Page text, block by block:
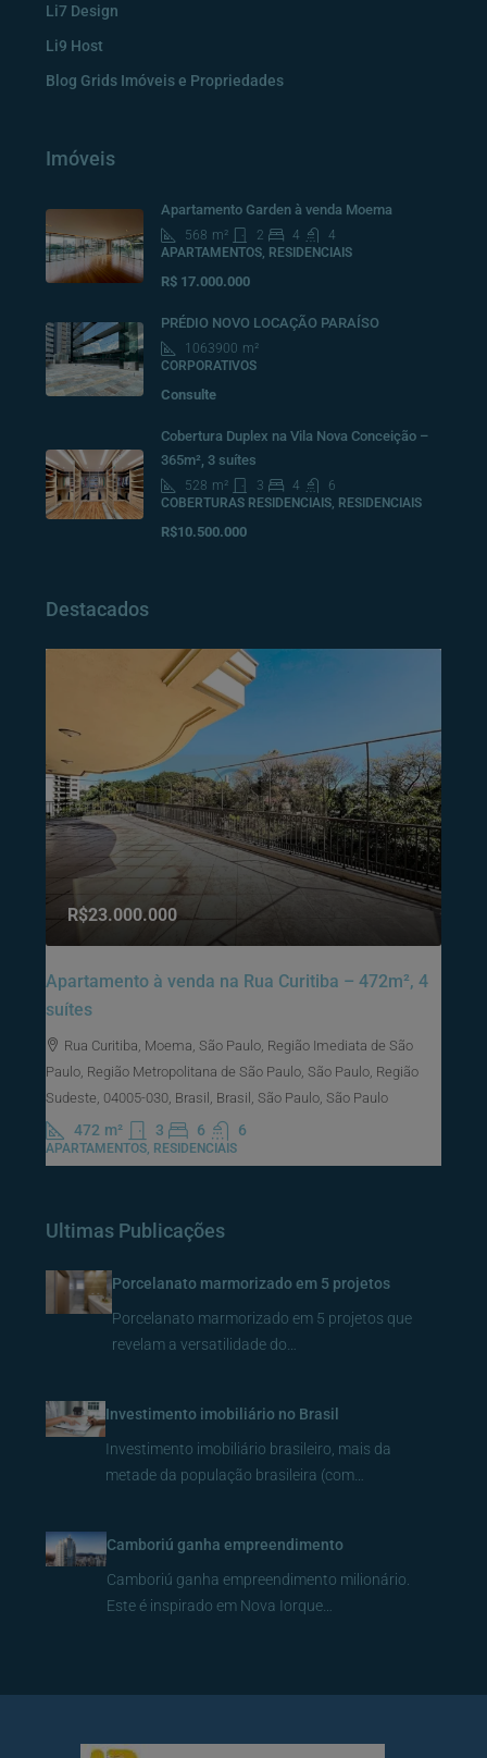
Li7 Design
Li9 Host
Blog Grids Imóveis e Propriedades
Imóveis
Apartamento Garden à venda Moema
568 m² 2 4
4
APARTAMENTOS, RESIDENCIAIS
R$ 17.000.000
PRÉDIO NOVO LOCAÇÃO PARAÍSO
1063900 m²
CORPORATIVOS
Consulte
Cobertura Duplex na Vila Nova Conceição –
365m², 3 suítes
528 m² 3 4
6
COBERTURAS RESIDENCIAIS, RESIDENCIAIS
R$10.500.000
Destacados
R$23.000.000
Apartamento à venda na Rua Curitiba – 472m², 4
suítes
Rua Curitiba, Moema, São Paulo, Região Imediata de São
Paulo, Região Metropolitana de São Paulo, São Paulo, Região
Sudeste, 04005-030, Brasil, Brasil, São Paulo, São Paulo
472 m² 3 6 6
APARTAMENTOS, RESIDENCIAIS
Ultimas Publicações
Porcelanato marmorizado em 5 projetos
Porcelanato marmorizado em 5 projetos que
revelam a versatilidade do…
Investimento imobiliário no Brasil
Investimento imobiliário brasileiro, mais da
metade da população brasileira (com…
Camboriú ganha empreendimento
Camboriú ganha empreendimento milionário.
Este é inspirado em Nova Iorque…